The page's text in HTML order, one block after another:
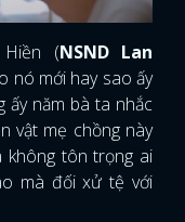
(NSND Lan
nó mới hay sao ấy
ấy năm bà ta nhắc
vật mẹ chồng này
không tôn trọng ai
mà đối xử tệ với